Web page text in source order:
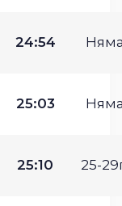
24:54
25:03
25:10 25-